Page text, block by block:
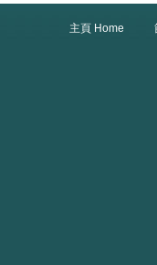
主頁 Home